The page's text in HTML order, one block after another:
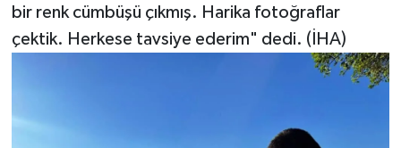
bir renk cümbüşü çıkmış. Harika fotoğraflar
çektik. Herkese tavsiye ederim" dedi. (İHA)